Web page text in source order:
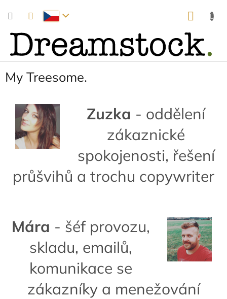
My Treesome.
Zuzka - oddělení
zákaznické
spokojenosti, řešení
průšvihů a trochu copywriter
Mára - šéf provozu,
skladu, emailů,
komunikace se
zákazníky a menežování